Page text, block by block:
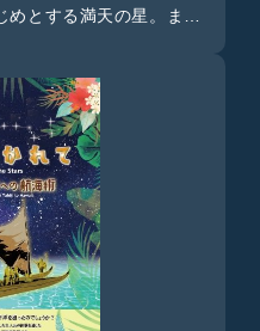
めとする満天の星。まさ